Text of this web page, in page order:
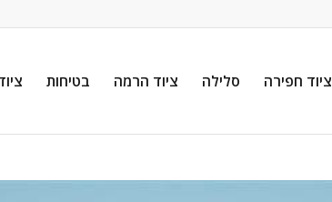
ציוד חפירה סלילה ציוד הרמה בטיחות